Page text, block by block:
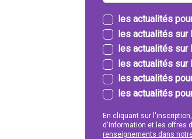
les actualités
les actualités sur
les actualités sur
les actualités sur
les actualités
les actualités
En cliquant sur
d'information et les offres
renseignements dans